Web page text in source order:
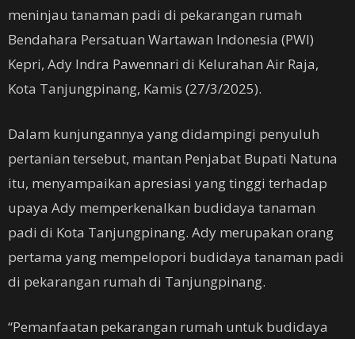
meninjau tanaman padi di pekarangan rumah
Bendahara Persatuan Wartawan Indonesia (PWI)
Kepri, Ady Indra Pawennari di Kelurahan Air Raja,
Kota Tanjungpinang, Kamis (27/3/2025).
Dalam kunjungannya yang didampingi penyuluh
pertanian tersebut, mantan Penjabat Bupati Natuna
itu, menyampaikan apresiasi yang tinggi terhadap
upaya Ady memperkenalkan budidaya tanaman
padi di Kota Tanjungpinang. Ady merupakan orang
pertama yang mempelopori budidaya tanaman padi
di pekarangan rumah di Tanjungpinang.
“Pemanfaatan pekarangan rumah untuk budidaya